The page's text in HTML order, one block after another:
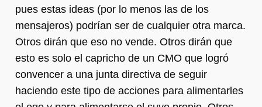
pues estas ideas (por lo menos las de los
mensajeros) podrían ser de cualquier otra marca.
Otros dirán que eso no vende. Otros dirán que
esto es solo el capricho de un CMO que logró
convencer a una junta directiva de seguir
haciendo este tipo de acciones para alimentarles